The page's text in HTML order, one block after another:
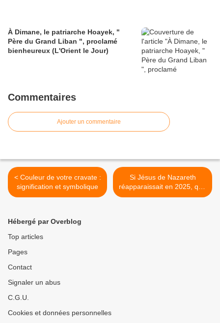
À Dimane, le patriarche Hoayek, "
Père du Grand Liban ", proclamé
bienheureux (L'Orient le Jour)
Commentaires
Ajouter un commentaire
< Couleur de votre cravate :
signification et symbolique
Si Jésus de Nazareth
réapparaissait en 2025, que
nous dirait-il ? >
Hébergé par Overblog
Top articles
Pages
Contact
Signaler un abus
C.G.U.
Cookies et données personnelles